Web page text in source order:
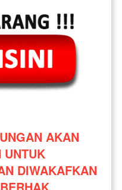
AKAN
UNTUK
DIWAKAFKAN